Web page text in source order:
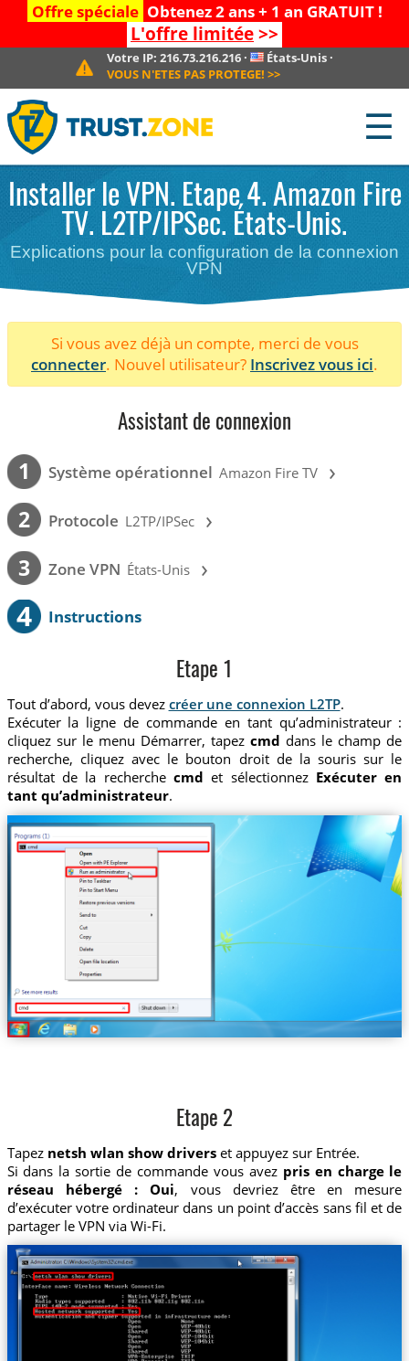
Offre spéciale Obtenez 2 ans + 1 an GRATUIT !
L'offre limitée>>
Votre IP: 216.73.216.216· États-Unis ·
VOUS N'ETES PAS PROTEGE! >>
☰
Installer le VPN. Etape 4. Amazon Fire
TV. L2TP/IPSec. États-Unis.
Explications pour la configuration de la connexion
VPN
Si vous avez déjà un compte, merci de vous
connecter. Nouvel utilisateur? Inscrivez vous ici.
Assistant de connexion
1 Système opérationnel Amazon Fire TV ›
2 Protocole L2TP/IPSec ›
3 Zone VPN États-Unis ›
4 Instructions
Etape 1
Tout d’abord, vous devez créer une connexion L2TP.
Exécuter la ligne de commande en tant qu’administrateur :
cliquez sur le menu Démarrer, tapezcmd dans le champ de
recherche, cliquez avec le bouton droit de la souris sur le
résultat de la recherche cmd et sélectionnez Exécuter en
tant qu’administrateur.
Etape 2
Tapez netsh wlan show driverset appuyez sur Entrée.
Si dans la sortie de commande vous avez pris en charge le
réseau hébergé : Oui, vous devriez être en mesure
d’exécuter votre ordinateur dans un point d’accès sans fil et de
partager le VPN via Wi-Fi.